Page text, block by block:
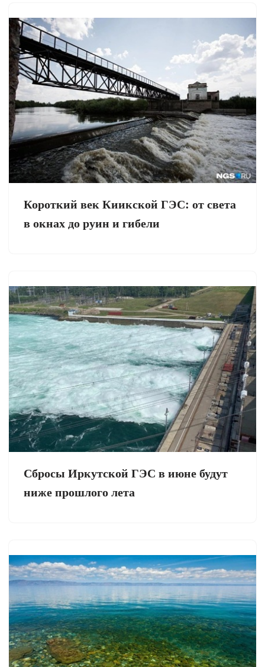
Короткий век Киикской ГЭС: от света
в окнах до руин и гибели
Сбросы Иркутской ГЭС в июне будут
ниже прошлого лета